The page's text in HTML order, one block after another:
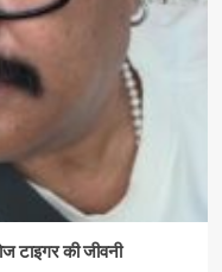
की जीवनी